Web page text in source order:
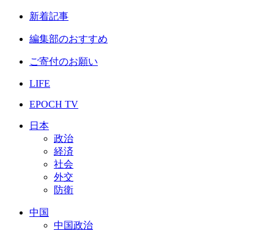
新着記事
編集部のおすすめ
ご寄付のお願い
LIFE
EPOCH TV
日本
政治
経済
社会
外交
防衛
中国
中国政治